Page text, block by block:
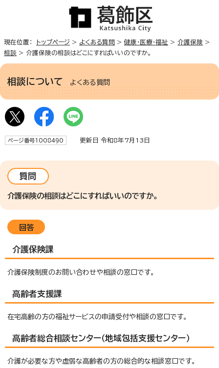
現在位置： トップページ > よくある質問 > 健康・医療・福祉 > 介護保険 >
相談 > 介護保険の相談はどこにすればいいのですか。
相談について よくある質問
ページ番号1008490 更新日 令和8年7月13日
質問
介護保険の相談はどこにすればいいのですか。
回答
介護保険課
介護保険制度のお問い合わせや相談の窓口です。
高齢者支援課
在宅高齢の方の福祉サービスの申請受付や相談の窓口です。
高齢者総合相談センター（地域包括支援センター）
介護が必要な方や虚弱な高齢者の方の総合的な相談窓口です。